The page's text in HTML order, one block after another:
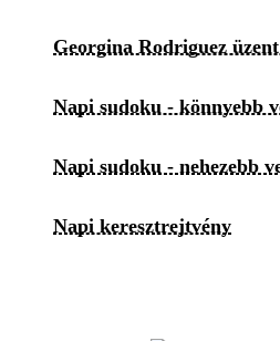
Georgina Rodriguez
Napi sudoku - könnyebb
Napi sudoku - nehezebb
Napi keresztrejtvény